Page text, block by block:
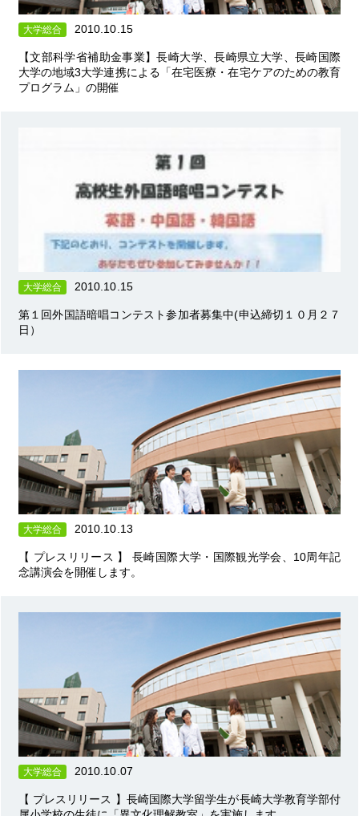
大学総合 2010.10.15
【文部科学省補助金事業】長崎大学、長崎県立大学、長崎国際
大学の地域3大学連携による「在宅医療・在宅ケアのための教育
プログラム」の開催
大学総合 2010.10.15
第１回外国語暗唱コンテスト参加者募集中(申込締切１０月２７
日）
大学総合 2010.10.13
【 プレスリリース 】 長崎国際大学・国際観光学会、10周年記
念講演会を開催します。
大学総合 2010.10.07
【 プレスリリース 】長崎国際大学留学生が長崎大学教育学部付